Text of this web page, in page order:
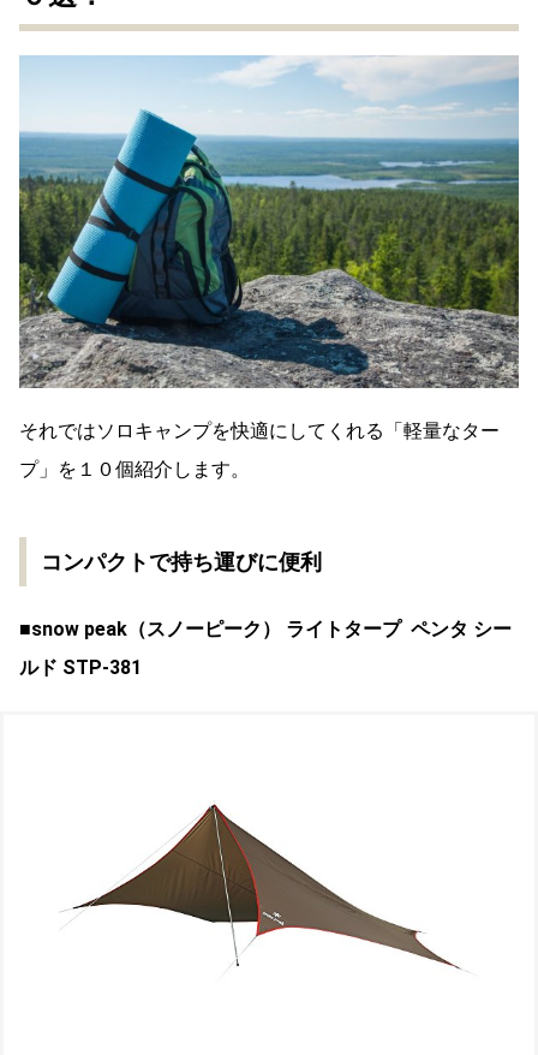
それではソロキャンプを快適にしてくれる「軽量なター
プ」を１０個紹介します。
コンパクトで持ち運びに便利
■snow peak（スノーピーク） ライトタープ ペンタ シー
ルド STP-381